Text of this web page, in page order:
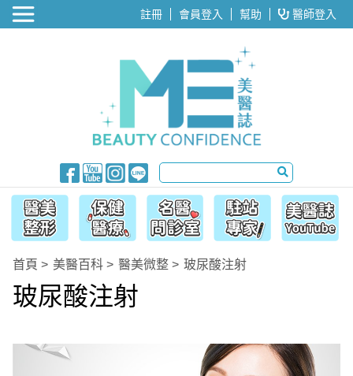
醫美整形 註冊 會員登入 幫助 醫師登入
首頁 美醫百科 醫美微整 玻尿酸注射
玻尿酸注射